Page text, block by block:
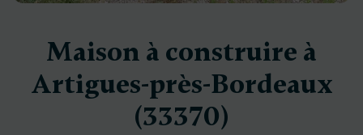
Maison à construire à
Artigues-près-Bordeaux
(33370)